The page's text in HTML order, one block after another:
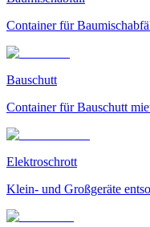
Container für
Bauschutt
Container für Bauschutt
Elektroschrott
Klein- und Großgeräte